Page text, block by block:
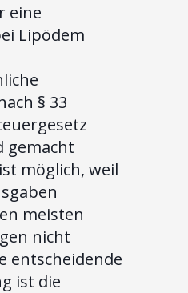
eine
Lipödem
§ 33
gemacht
möglich, weil
meisten
nicht
entscheidende
ist die